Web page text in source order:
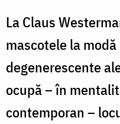
La Claus
mascotele la
degenerescente
ocupă – în
contemporan –